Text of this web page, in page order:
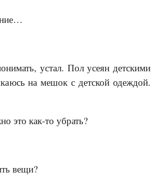
устал. Пол усеян детскими
на мешок с детской одеждой.
это как-то убрать?
вещи?